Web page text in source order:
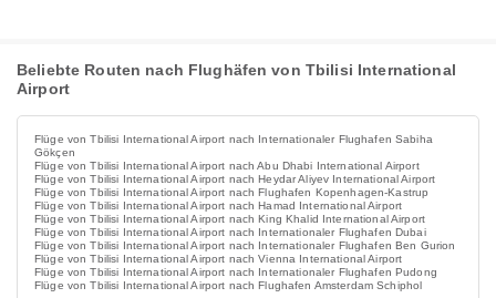
Beliebte Routen nach Flughäfen von Tbilisi International
Airport
Flüge von Tbilisi International Airport nach Internationaler Flughafen Sabiha
Gökçen
Flüge von Tbilisi International Airport nach Abu Dhabi International Airport
Flüge von Tbilisi International Airport nach Heydar Aliyev International Airport
Flüge von Tbilisi International Airport nach Flughafen Kopenhagen-Kastrup
Flüge von Tbilisi International Airport nach Hamad International Airport
Flüge von Tbilisi International Airport nach King Khalid International Airport
Flüge von Tbilisi International Airport nach Internationaler Flughafen Dubai
Flüge von Tbilisi International Airport nach Internationaler Flughafen Ben Gurion
Flüge von Tbilisi International Airport nach Vienna International Airport
Flüge von Tbilisi International Airport nach Internationaler Flughafen Pudong
Flüge von Tbilisi International Airport nach Flughafen Amsterdam Schiphol